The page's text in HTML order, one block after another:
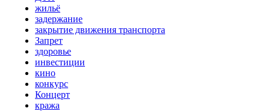
жильё
задержание
закрытие движения транспорта
Запрет
здоровье
инвестиции
кино
конкурс
Концерт
кража